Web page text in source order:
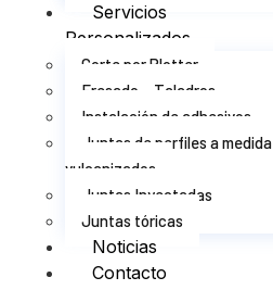
Servicios
Personalizados
Corte por Plotter
Fresado – Taladros
Instalación de adhesivos
Juntas de perfiles a medida
vulcanizados
Juntas Inyectadas
Juntas tóricas
Noticias
Contacto